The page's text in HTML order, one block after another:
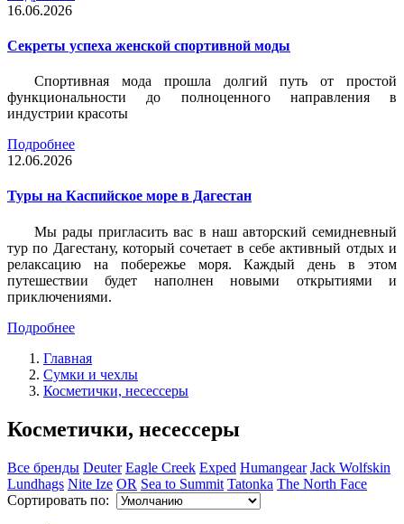
16.06.2026
Секреты успеха женской спортивной моды
Спортивная мода прошла долгий путь от простой
функциональности до полноценного направления в
индустрии красоты
Подробнее
12.06.2026
Туры на Каспийское море в Дагестан
Мы рады пригласить вас в наш авторский семидневный
тур по Дагестану, который сочетает в себе активный отдых и
релаксацию на побережье моря. Каждый день в этом
путешествии будет наполнен новыми открытиями и
приключениями.
Подробнее
Главная
Сумки и чехлы
Косметички, несессеры
Косметички, несессеры
Все бренды Deuter Eagle Creek Exped Humangear Jack Wolfskin
Lundhags Nite Ize OR Sea to Summit Tatonka The North Face
Сортировать по: